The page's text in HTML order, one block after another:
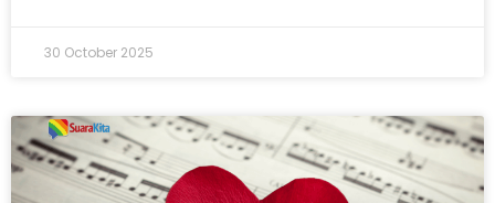
30 October 2025